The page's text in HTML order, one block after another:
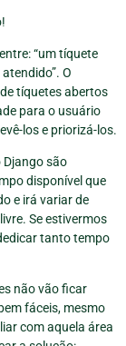
“um tíquete
O
tíquetes abertos
para o usuário
los e priorizá-los.
Django são
disponível que
e irá variar de
Se estivermos
tanto tempo
não vão ficar
fáceis, mesmo
com aquela área